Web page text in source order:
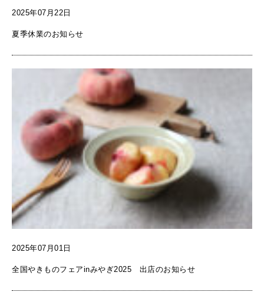
2025年07月22日
夏季休業のお知らせ
2025年07月01日
全国やきものフェアinみやぎ2025 出店のお知らせ